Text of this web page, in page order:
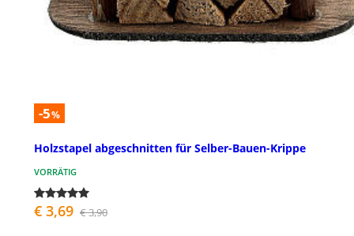
-5%
Holzstapel abgeschnitten für Selber-Bauen-Krippe
VORRÄTIG
€ 3,69 € 3,90